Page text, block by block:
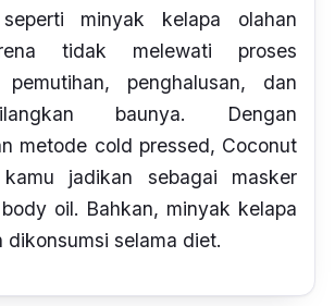
minyak kelapa olahan
tidak melewati proses
pemutihan, penghalusan, dan
baunya. Dengan
metode cold pressed, Coconut
jadikan sebagai masker
body oil. Bahkan, minyak kelapa
dikonsumsi selama diet.